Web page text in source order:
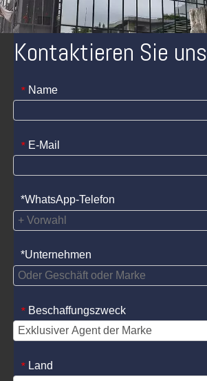
Kontaktieren Sie uns
* Name
* E-Mail
*WhatsApp-Telefon
*Unternehmen
* Beschaffungszweck
* Land